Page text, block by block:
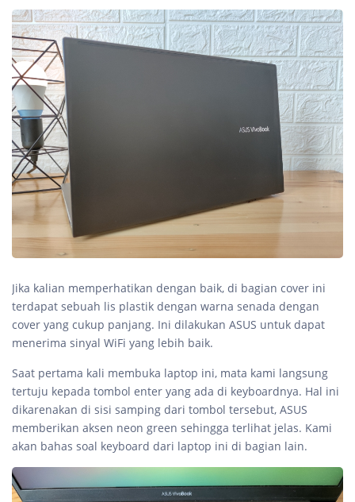
Jika kalian memperhatikan dengan baik, di bagian cover ini
terdapat sebuah lis plastik dengan warna senada dengan
cover yang cukup panjang. Ini dilakukan ASUS untuk dapat
menerima sinyal WiFi yang lebih baik.
Saat pertama kali membuka laptop ini, mata kami langsung
tertuju kepada tombol enter yang ada di keyboardnya. Hal ini
dikarenakan di sisi samping dari tombol tersebut, ASUS
memberikan aksen neon green sehingga terlihat jelas. Kami
akan bahas soal keyboard dari laptop ini di bagian lain.